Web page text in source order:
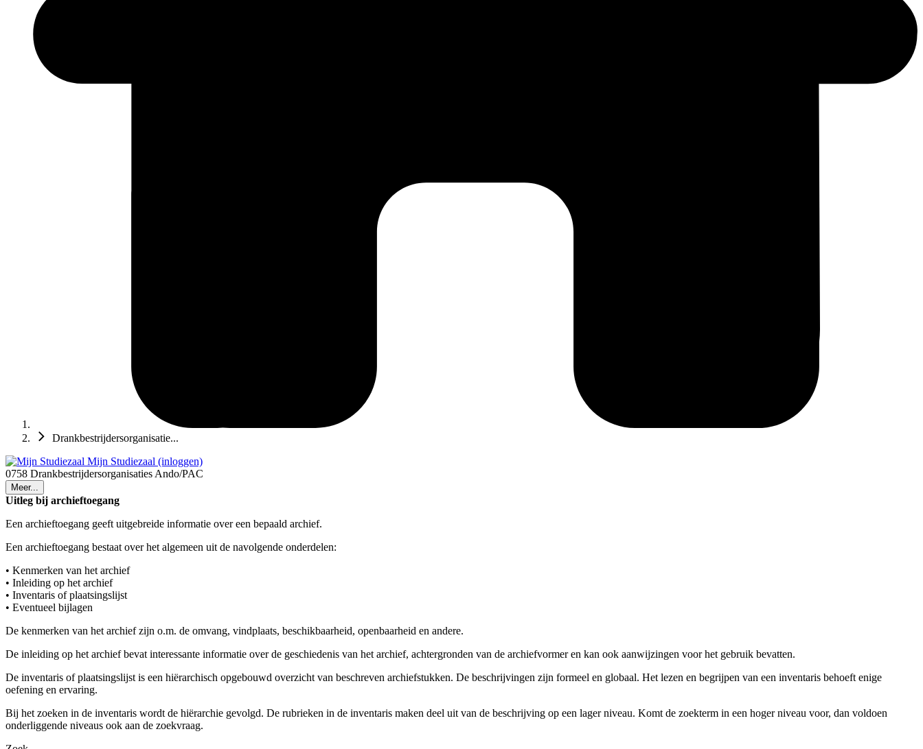
Drankbestrijdersorganisatie...
Mijn Studiezaal (inloggen)
0758 Drankbestrijdersorganisaties Ando/PAC
Meer...
Uitleg bij archieftoegang
Een archieftoegang geeft uitgebreide informatie over een bepaald archief.
Een archieftoegang bestaat over het algemeen uit de navolgende onderdelen:
• Kenmerken van het archief
• Inleiding op het archief
• Inventaris of plaatsingslijst
• Eventueel bijlagen
De kenmerken van het archief zijn o.m. de omvang, vindplaats, beschikbaarheid, openbaarheid en andere.
De inleiding op het archief bevat interessante informatie over de geschiedenis van het archief, achtergronden van de archiefvormer en kan ook aanwijzingen voor het gebruik bevatten.
De inventaris of plaatsingslijst is een hiërarchisch opgebouwd overzicht van beschreven archiefstukken. De beschrijvingen zijn formeel en globaal. Het lezen en begrijpen van een inventaris behoeft enige
oefening en ervaring.
Bij het zoeken in de inventaris wordt de hiërarchie gevolgd. De rubrieken in de inventaris maken deel uit van de beschrijving op een lager niveau. Komt de zoekterm in een hoger niveau voor, dan voldoen
onderliggende niveaus ook aan de zoekvraag.